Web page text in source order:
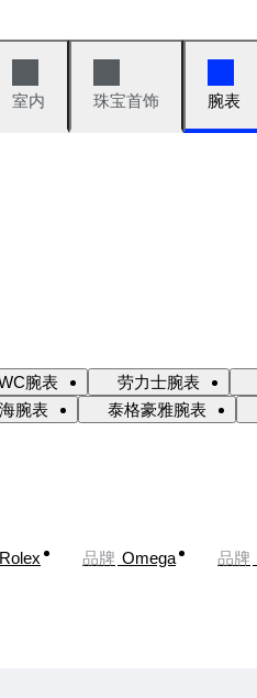
室内 珠宝首饰 腕表
腕表 劳力士腕表
腕表 泰格豪雅腕表
Rolex 品牌 Omega 品牌